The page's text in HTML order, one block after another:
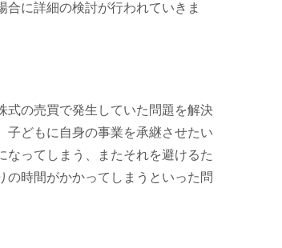
に詳細の検討が行われていきま
式の売買で発生していた問題を解決
子どもに自身の事業を承継させたい
なってしまう、またそれを避けるた
の時間がかかってしまうといった問